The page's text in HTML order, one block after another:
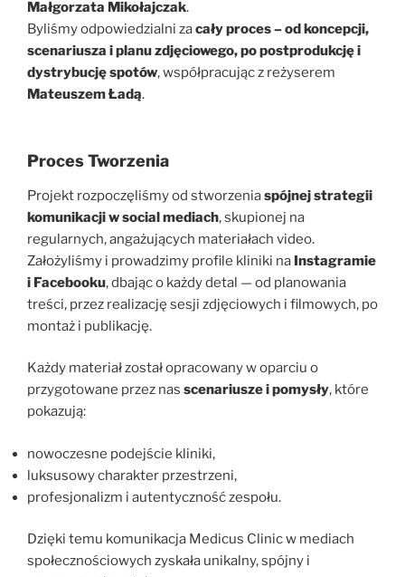
Małgorzata Mikołajczak.
Byliśmy odpowiedzialni zacały proces – od koncepcji,
scenariusza i planu zdjęciowego, po postprodukcję i
dystrybucję spotów, współpracując z reżyserem
Mateuszem Ładą.
Proces Tworzenia
Projekt rozpoczęliśmy od stworzeniaspójnej strategii
komunikacji w social mediach, skupionej na
regularnych, angażujących materiałach video.
Założyliśmy i prowadzimy profile kliniki na Instagramie
i Facebooku, dbając o każdy detal — od planowania
treści, przez realizację sesji zdjęciowych i filmowych, po
montaż i publikację.
Każdy materiał został opracowany w oparciu o
przygotowane przez nas scenariusze i pomysły, które
pokazują:
nowoczesne podejście kliniki,
luksusowy charakter przestrzeni,
profesjonalizm i autentyczność zespołu.
Dzięki temu komunikacja Medicus Clinic w mediach
społecznościowych zyskała unikalny, spójny i